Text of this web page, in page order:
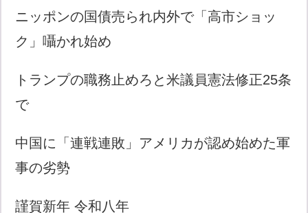
ニッポンの国債売られ内外で「高市ショッ
ク」囁かれ始め
トランプの職務止めろと米議員憲法修正25条
で
中国に「連戦連敗」アメリカが認め始めた軍
事の劣勢
謹賀新年 令和八年